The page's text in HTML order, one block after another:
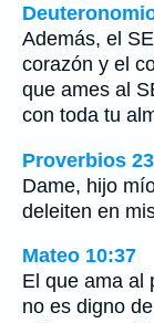
Además, el
corazón y el
que ames al
con toda tu
Proverbios
Dame, hijo
deleiten en
Mateo 10:37
El que ama al
no es digno